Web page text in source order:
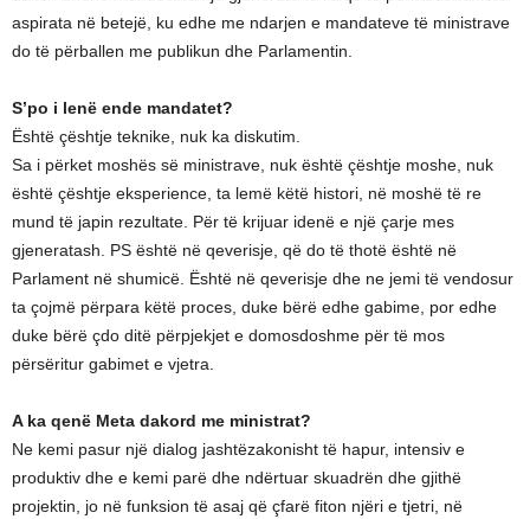
aspirata në betejë, ku edhe me ndarjen e mandateve të ministrave
do të përballen me publikun dhe Parlamentin.
S’po i lenë ende mandatet?
Është çështje teknike, nuk ka diskutim.
Sa i përket moshës së ministrave, nuk është çështje moshe, nuk
është çështje eksperience, ta lemë këtë histori, në moshë të re
mund të japin rezultate. Për të krijuar idenë e një çarje mes
gjeneratash. PS është në qeverisje, që do të thotë është në
Parlament në shumicë. Është në qeverisje dhe ne jemi të vendosur
ta çojmë përpara këtë proces, duke bërë edhe gabime, por edhe
duke bërë çdo ditë përpjekjet e domosdoshme për të mos
përsëritur gabimet e vjetra.
A ka qenë Meta dakord me ministrat?
Ne kemi pasur një dialog jashtëzakonisht të hapur, intensiv e
produktiv dhe e kemi parë dhe ndërtuar skuadrën dhe gjithë
projektin, jo në funksion të asaj që çfarë fiton njëri e tjetri, në